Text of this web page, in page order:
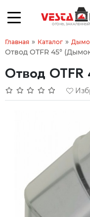
Главная » Каталог »
Отвод OTFR 45°
Отвод